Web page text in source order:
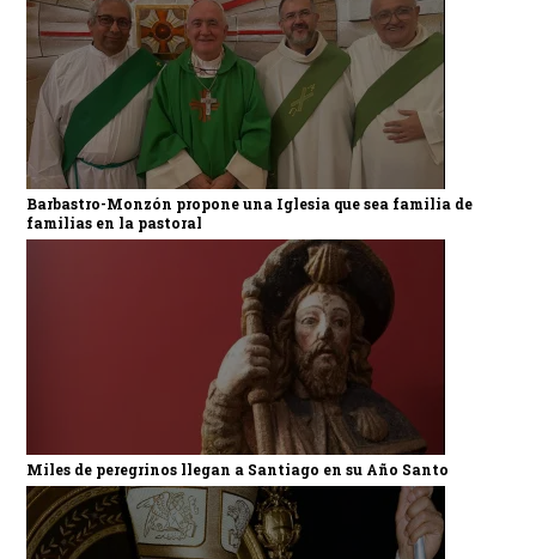
Barbastro-Monzón propone una Iglesia que sea familia de
familias en la pastoral
Miles de peregrinos llegan a Santiago en su Año Santo